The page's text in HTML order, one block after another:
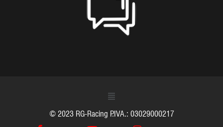
© 2023 RG-Racing P.IVA.: 03029000217